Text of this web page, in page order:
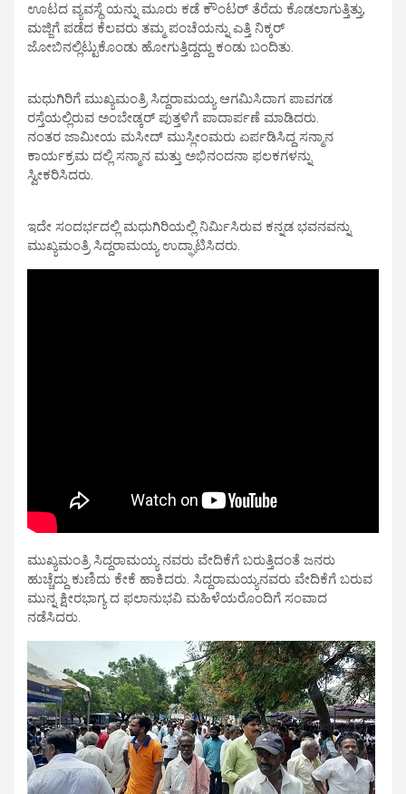
ಊಟದ ವ್ಯವಸ್ಥೆ ಯನ್ನು ಮೂರು ಕಡೆ ಕೌಂಟರ್ ತೆರೆದು ಕೊಡಲಾಗುತ್ತಿತ್ತು,
ಮಜ್ಜಿಗೆ ಪಡೆದ ಕೆಲವರು ತಮ್ಮ ಪಂಚೆಯನ್ನು ಎತ್ತಿ ನಿಕ್ಕರ್
ಜೋಬಿನಲ್ಲಿಟ್ಟುಕೊಂಡು ಹೋಗುತ್ತಿದ್ದದ್ದು ಕಂಡು ಬಂದಿತು.
ಮಧುಗಿರಿಗೆ ಮುಖ್ಯಮಂತ್ರಿ ಸಿದ್ದರಾಮಯ್ಯ ಆಗಮಿಸಿದಾಗ ಪಾವಗಡ
ರಸ್ತೆಯಲ್ಲಿರುವ ಅಂಬೇಡ್ಕರ್ ಪುತ್ತಳಿಗೆ ಪಾದಾರ್ಪಣೆ ಮಾಡಿದರು.
ನಂತರ ಜಾಮೀಯ ಮಸೀದ್ ಮುಸ್ಲೀಂಮರು ಏರ್ಪಡಿಸಿದ್ದ ಸನ್ಮಾನ
ಕಾರ್ಯಕ್ರಮ ದಲ್ಲಿ ಸನ್ಮಾನ ಮತ್ತು ಅಭಿನಂದನಾ ಫಲಕಗಳನ್ನು
ಸ್ವೀಕರಿಸಿದರು.
ಇದೇ ಸಂದರ್ಭದಲ್ಲಿ ಮಧುಗಿರಿಯಲ್ಲಿ ನಿರ್ಮಿಸಿರುವ ಕನ್ನಡ ಭವನವನ್ನು
ಮುಖ್ಯಮಂತ್ರಿ ಸಿದ್ದರಾಮಯ್ಯ ಉದ್ಘಾಟಿಸಿದರು.
ಮುಖ್ಯಮಂತ್ರಿ ಸಿದ್ದರಾಮಯ್ಯ ನವರು ವೇದಿಕೆಗೆ ಬರುತ್ತಿದಂತೆ ಜನರು
ಹುಚ್ಚೆದ್ದು ಕುಣಿದು ಕೇಕೆ ಹಾಕಿದರು. ಸಿದ್ದರಾಮಯ್ಯನವರು ವೇದಿಕೆಗೆ ಬರುವ
ಮುನ್ನ ಕ್ಷೀರಭಾಗ್ಯ ದ ಫಲಾನುಭವಿ ಮಹಿಳೆಯರೊಂದಿಗೆ ಸಂವಾದ
ನಡೆಸಿದರು.